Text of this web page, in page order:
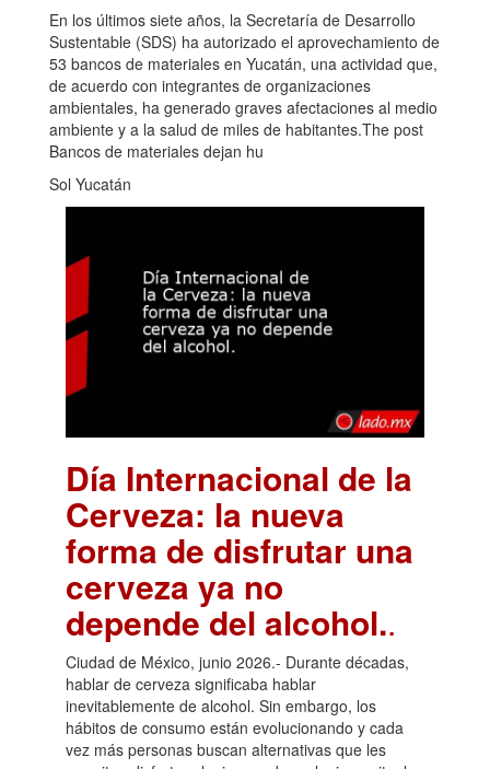
En los últimos siete años, la Secretaría de Desarrollo
Sustentable (SDS) ha autorizado el aprovechamiento de
53 bancos de materiales en Yucatán, una actividad que,
de acuerdo con integrantes de organizaciones
ambientales, ha generado graves afectaciones al medio
ambiente y a la salud de miles de habitantes.The post
Bancos de materiales dejan hu
Sol Yucatán
Día Internacional de la
Cerveza: la nueva
forma de disfrutar una
cerveza ya no
depende del alcohol..
Ciudad de México, junio 2026.- Durante décadas,
hablar de cerveza significaba hablar
inevitablemente de alcohol. Sin embargo, los
hábitos de consumo están evolucionando y cada
vez más personas buscan alternativas que les